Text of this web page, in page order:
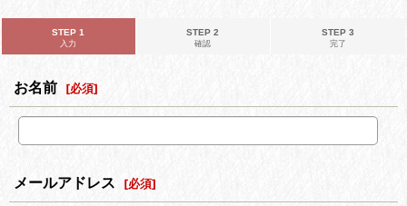
STEP 1
入力
STEP 2
確認
STEP 3
完了
お名前 [必須]
メールアドレス [必須]